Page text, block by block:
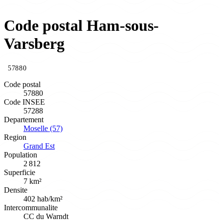
Code postal Ham-sous-
Varsberg
57880
Code postal
57880
Code INSEE
57288
Departement
Moselle (57)
Region
Grand Est
Population
2 812
Superficie
7 km²
Densite
402 hab/km²
Intercommunalite
CC du Warndt